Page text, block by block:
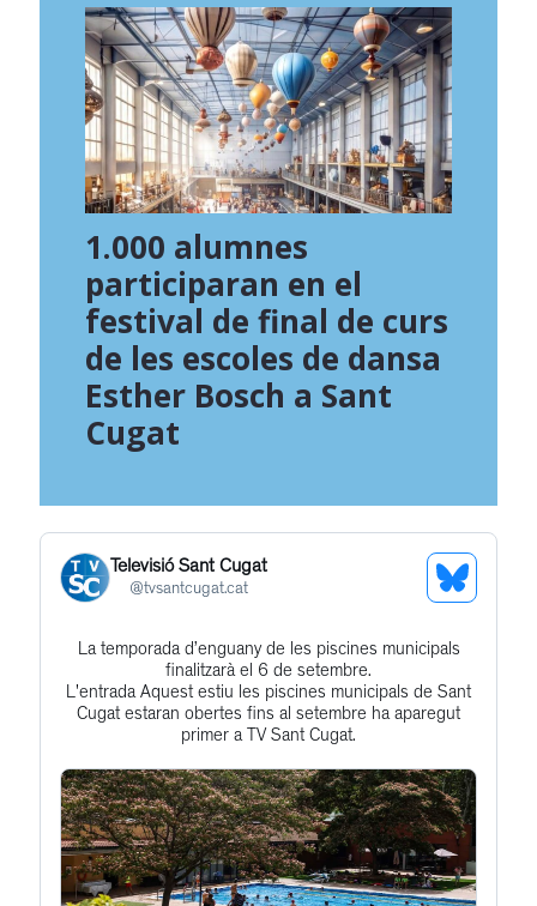
1.000 alumnes
participaran en el
festival de final de curs
de les escoles de dansa
Esther Bosch a Sant
Cugat
Televisió Sant Cugat
@tvsantcugat.cat
See
Profile
Get
to
this
La temporada d’enguany de les piscines municipals
finalitzarà el 6 de setembre.
L'entrada Aquest estiu les piscines municipals de Sant
Cugat estaran obertes fins al setembre ha aparegut
primer a TV Sant Cugat.